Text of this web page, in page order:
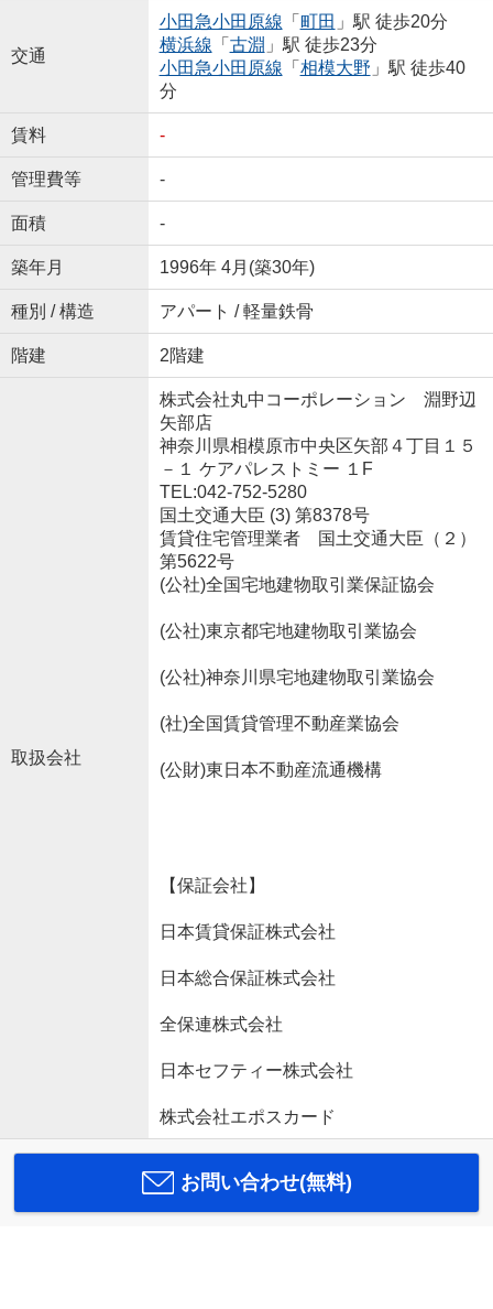
交通
小田急小田原線 「 町田 」駅 徒歩20分
横浜線 「 古淵 」駅 徒歩23分
小田急小田原線 「 相模大野 」駅 徒歩40
分
賃料 -
管理費等 -
面積 -
築年月 1996年 4月(築30年)
種別 / 構造 アパート / 軽量鉄骨
階建 2階建
取扱会社
株式会社丸中コーポレーション 淵野辺
矢部店
神奈川県相模原市中央区矢部４丁目１５
－１ ケアパレストミー １F
TEL:042-752-5280
国土交通大臣 (3) 第8378号
賃貸住宅管理業者 国土交通大臣（２）
第5622号
(公社)全国宅地建物取引業保証協会
(公社)東京都宅地建物取引業協会
(公社)神奈川県宅地建物取引業協会
(社)全国賃貸管理不動産業協会
(公財)東日本不動産流通機構
【保証会社】
日本賃貸保証株式会社
日本総合保証株式会社
全保連株式会社
日本セフティー株式会社
株式会社エポスカード
お問い合わせ(無料)